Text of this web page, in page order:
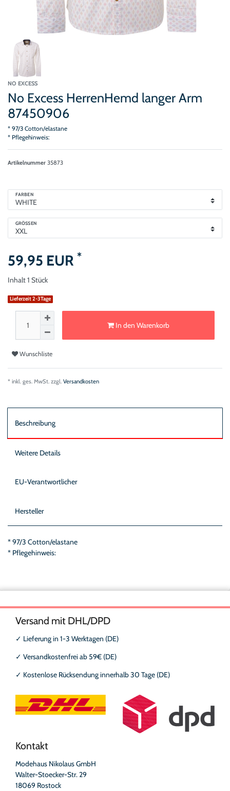
NO EXCESS
No Excess HerrenHemd langer Arm
87450906
* 97/3 Cotton/elastane
* Pflegehinweis:
Artikelnummer 35873
FARBEN
GRÖSSEN
59,95 EUR *
Inhalt1 Stück
Lieferzeit 2-3Tage
In den Warenkorb
Wunschliste
* inkl. ges. MwSt. zzgl. Versandkosten
Beschreibung
Weitere Details
EU-Verantwortlicher
Hersteller
* 97/3 Cotton/elastane
* Pflegehinweis:
Versand mit DHL/DPD
✓ Lieferung in 1-3 Werktagen (DE)
✓ Versandkostenfrei ab 59€ (DE)
✓ Kostenlose Rücksendung innerhalb 30 Tage (DE)
Kontakt
Modehaus Nikolaus GmbH
Walter-Stoecker-Str. 29
18069 Rostock